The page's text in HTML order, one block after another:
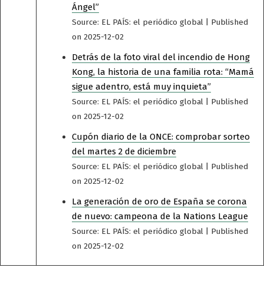
Ángel”
Source: EL PAÍS: el periódico global
Published
on 2025-12-02
Detrás de la foto viral del incendio de Hong
Kong, la historia de una familia rota: “Mamá
sigue adentro, está muy inquieta”
Source: EL PAÍS: el periódico global
Published
on 2025-12-02
Cupón diario de la ONCE: comprobar sorteo
del martes 2 de diciembre
Source: EL PAÍS: el periódico global
Published
on 2025-12-02
La generación de oro de España se corona
de nuevo: campeona de la Nations League
Source: EL PAÍS: el periódico global
Published
on 2025-12-02